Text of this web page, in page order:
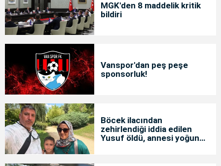
MGK'den 8 maddelik kritik
bildiri
Vanspor'dan peş peşe
sponsorluk!
Böcek ilacından
zehirlendiği iddia edilen
Yusuf öldü, annesi yoğun